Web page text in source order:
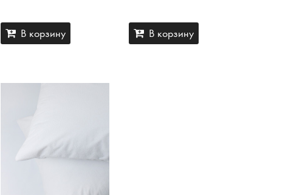
В корзину В корзину